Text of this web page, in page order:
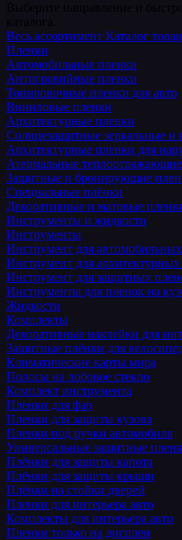
Весь ассортимент Каталог
Пленки
Автомобильные пленки
Антигравийные пленки
Тонировочные пленки для авто
Виниловые пленки
Архитектурные пленки
Солнцезащитные зеркальные и
Архитектурные пленки для
Атермальные
Защитные и бронирующие
Специальные плёнки
Декоративные и матовые
Инструменты и жидкости
Инструменты
Инструмент для
Инструмент для
Инструмент для защитных
Инструменты для пленок на
Жидкости
Комплекты
Декоративные наклейки для
Защитные плёнки для
Климатические карты мира
Полосы на лобовое стекло
Комплект инструмента
Пленки для фар
Пленки для защиты кузова
Пленки под ручки автомобиля
Универсальные защитные
Плёнки для защиты капота
Плёнки для защиты крыши
Плёнки на стойки дверей
Пленки для интерьера авто
Комплекты для интерьера авто
Пленки только на дисплеи